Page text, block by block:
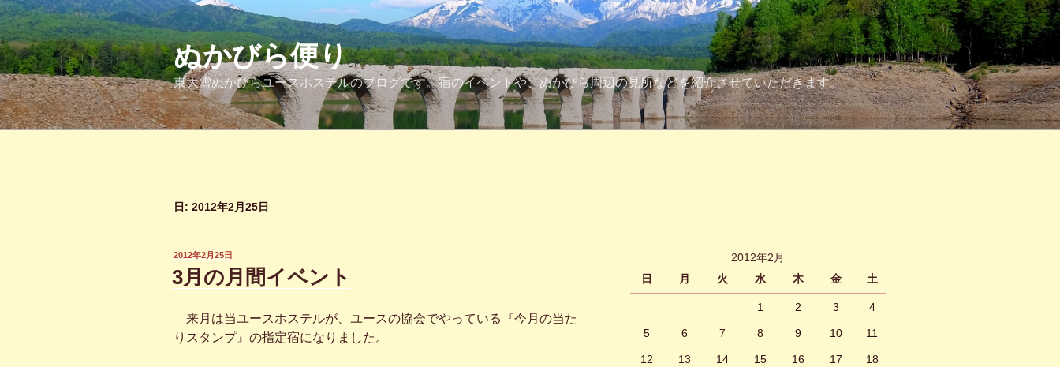
コ
ン
テ
ン
ツ
へ
ス
ぬかびら便り
東大雪ぬかびらユースホステルのブログです。宿のイベントや、ぬかびら周辺の見所などを紹介させていただきます。
日: 2012年2月25日
投
日:
2012年2月25日
3月の月間イベント
来月は当ユースホステルが、ユースの協会でやっている『今月の当た
りスタンプ』の指定宿になりました。
2012年2月
日
月 火 水 木 金 土
1 2 3 4
5 6 7 8 9 10 11
12 13 14 15 16 17 18